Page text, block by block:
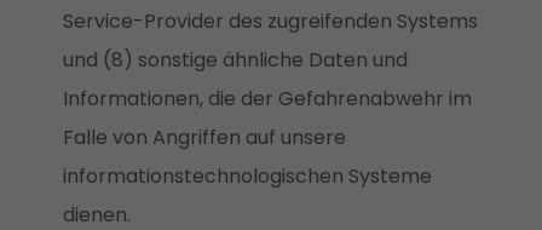
Service-Provider des zugreifenden Systems
und (8) sonstige ähnliche Daten und
Informationen, die der Gefahrenabwehr im
Falle von Angriffen auf unsere
informationstechnologischen Systeme
dienen.